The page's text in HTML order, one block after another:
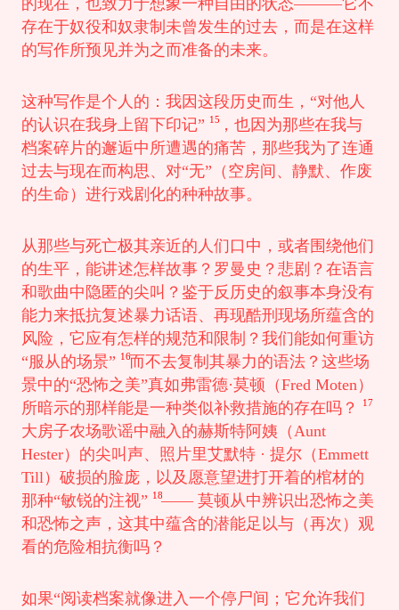
的现在，也致力于想象一种自由的状态———它不
存在于奴役和奴隶制未曾发生的过去，而是在这样
的写作所预见并为之而准备的未来。
这种写作是个人的：我因这段历史而生，“对他人
的认识在我身上留下印记” 15，也因为那些在我与
档案碎片的邂逅中所遭遇的痛苦，那些我为了连通
过去与现在而构思、对“无”（空房间、静默、作废
的生命）进行戏剧化的种种故事。
从那些与死亡极其亲近的人们口中，或者围绕他们
的生平，能讲述怎样故事？罗曼史？悲剧？在语言
和歌曲中隐匿的尖叫？鉴于反历史的叙事本身没有
能力来抵抗复述暴力话语、再现酷刑现场所蕴含的
风险，它应有怎样的规范和限制？我们能如何重访
“服从的场景” 16而不去复制其暴力的语法？这些场
景中的“恐怖之美”真如弗雷德·莫顿（Fred Moten）
所暗示的那样能是一种类似补救措施的存在吗？
17
大房子农场歌谣中融入的赫斯特阿姨（Aunt
Hester）的尖叫声、照片里艾默特 · 提尔（Emmett
Till）破损的脸庞，以及愿意望进打开着的棺材的
那种“敏锐的注视” 18—— 莫顿从中辨识出恐怖之美
和恐怖之声，这其中蕴含的潜能足以与（再次）观
看的危险相抗衡吗？
如果“阅读档案就像进入一个停尸间；它允许我们